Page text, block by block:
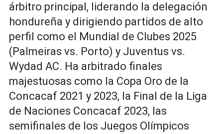
árbitro principal, liderando la delegación
hondureña y dirigiendo partidos de alto
perfil como el Mundial de Clubes 2025
(Palmeiras vs. Porto) y Juventus vs.
Wydad AC. Ha arbitrado finales
majestuosas como la Copa Oro de la
Concacaf 2021 y 2023, la Final de la Liga
de Naciones Concacaf 2023, las
semifinales de los Juegos Olímpicos